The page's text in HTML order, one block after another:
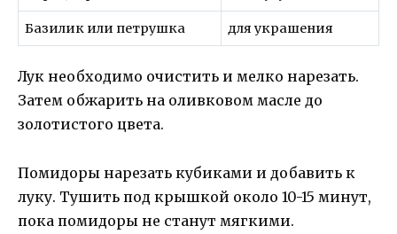
Базилик или петрушка для украшения
Лук необходимо очистить и мелко нарезать.
Затем обжарить на оливковом масле до
золотистого цвета.
Помидоры нарезать кубиками и добавить к
луку. Тушить под крышкой около 10-15 минут,
пока помидоры не станут мягкими.